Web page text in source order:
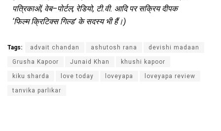
पत्रिकाओं, वेब–पोर्टल, रेडियो, टी.वी. आदि पर सक्रिय दीपक
‘फिल्म क्रिटिक्स गिल्ड’ के सदस्य भी हैं।)
Tags: advait chandan ashutosh rana devishi madaan
Grusha Kapoor Junaid Khan khushi kapoor
kiku sharda love today loveyapa loveyapa review
tanvika parlikar